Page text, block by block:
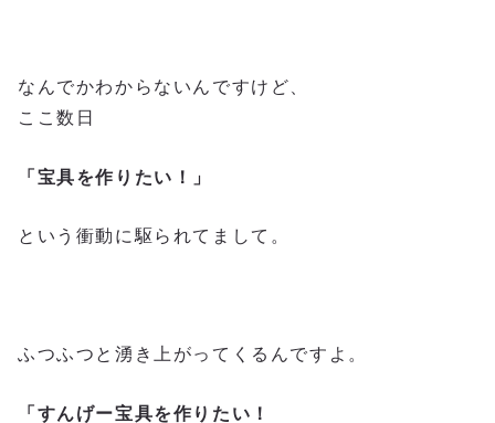
なんでかわからないんですけど、
ここ数日
「宝具を作りたい！」
という衝動に駆られてまして。
ふつふつと湧き上がってくるんですよ。
「すんげー宝具を作りたい！